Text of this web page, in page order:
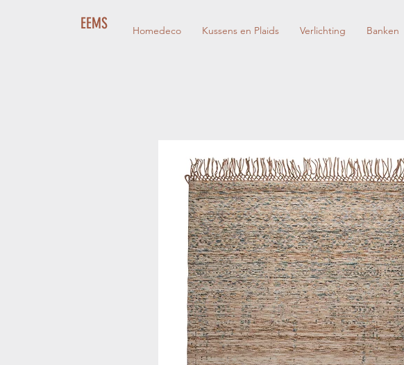
EEMS Homedeco Kussens en Plaids Verlichting Banken